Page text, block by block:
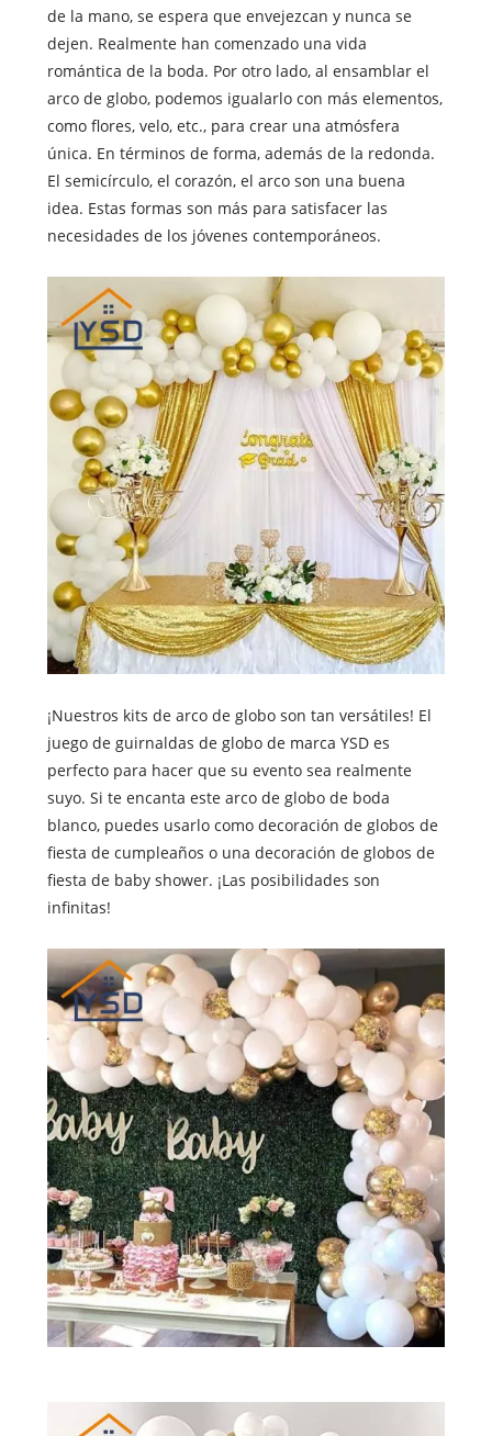
de la mano, se espera que envejezcan y nunca se
dejen. Realmente han comenzado una vida
romántica de la boda. Por otro lado, al ensamblar el
arco de globo, podemos igualarlo con más elementos,
como flores, velo, etc., para crear una atmósfera
única. En términos de forma, además de la redonda.
El semicírculo, el corazón, el arco son una buena
idea. Estas formas son más para satisfacer las
necesidades de los jóvenes contemporáneos.
¡Nuestros kits de arco de globo son tan versátiles! El
juego de guirnaldas de globo de marca YSD es
perfecto para hacer que su evento sea realmente
suyo. Si te encanta este arco de globo de boda
blanco, puedes usarlo como decoración de globos de
fiesta de cumpleaños o una decoración de globos de
fiesta de baby shower. ¡Las posibilidades son
infinitas!